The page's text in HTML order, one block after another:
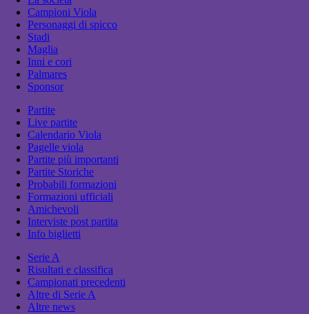
Campioni Viola
Personaggi di spicco
Stadi
Maglia
Inni e cori
Palmares
Sponsor
Partite
Live partite
Calendario Viola
Pagelle viola
Partite più importanti
Partite Storiche
Probabili formazioni
Formazioni ufficiali
Amichevoli
Interviste post partita
Info biglietti
Serie A
Risultati e classifica
Campionati precedenti
Altre di Serie A
Altre news